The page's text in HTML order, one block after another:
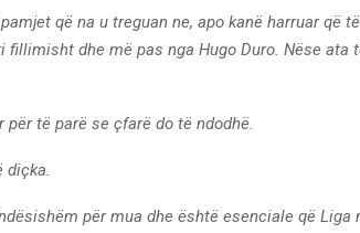
që na u treguan ne, apo kanë harruar që
fillimisht dhe më pas nga Hugo Duro. Nëse ata
për të parë se çfarë do të ndodhë.
diçka.
për mua dhe është esenciale që Liga